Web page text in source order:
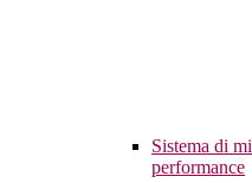
Sistema di
performance